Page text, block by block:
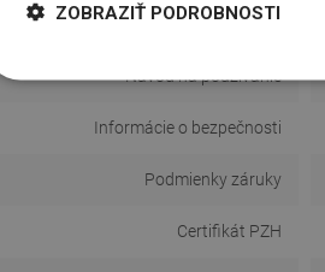
Typ výtoku
Návod na používanie
Informácie o bezpečnosti
Podmienky záruky
Certifikát PZH
ZOBRAZIŤ PODROBNOSTI